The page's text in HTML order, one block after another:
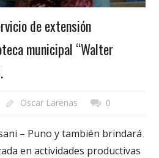
de extensión
municipal “Walter
Oscar Larenas 0
– Puno y también brindará
en actividades productivas